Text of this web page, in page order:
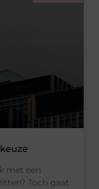
met een
Toch gaat